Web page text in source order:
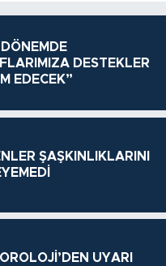
DESTEKLER
EDECEK”
ŞAŞKINLIKLARINI
UYARI